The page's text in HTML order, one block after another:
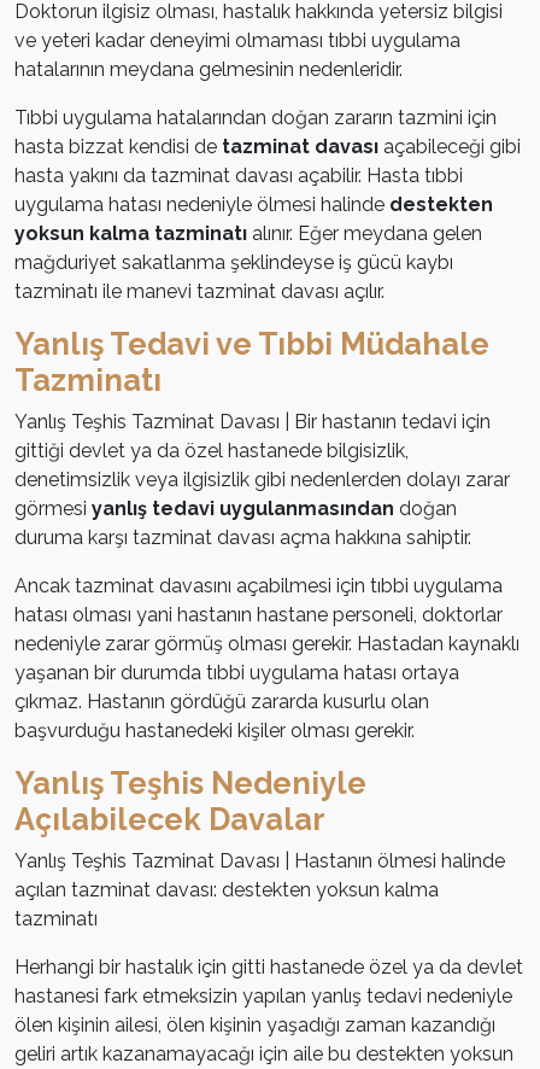
Doktorun ilgisiz olması, hastalık hakkında yetersiz bilgisi
ve yeteri kadar deneyimi olmaması tıbbi uygulama
hatalarının meydana gelmesinin nedenleridir.
Tıbbi uygulama hatalarından doğan zararın tazmini için
hasta bizzat kendisi de tazminat davası açabileceği gibi
hasta yakını da tazminat davası açabilir. Hasta tıbbi
uygulama hatası nedeniyle ölmesi halinde destekten
yoksun kalma tazminatı alınır. Eğer meydana gelen
mağduriyet sakatlanma şeklindeyse iş gücü kaybı
tazminatı ile manevi tazminat davası açılır.
Yanlış Tedavi ve Tıbbi Müdahale
Tazminatı
Yanlış Teşhis Tazminat Davası | Bir hastanın tedavi için
gittiği devlet ya da özel hastanede bilgisizlik,
denetimsizlik veya ilgisizlik gibi nedenlerden dolayı zarar
görmesi yanlış tedavi uygulanmasından doğan
duruma karşı tazminat davası açma hakkına sahiptir.
Ancak tazminat davasını açabilmesi için tıbbi uygulama
hatası olması yani hastanın hastane personeli, doktorlar
nedeniyle zarar görmüş olması gerekir. Hastadan kaynaklı
yaşanan bir durumda tıbbi uygulama hatası ortaya
çıkmaz. Hastanın gördüğü zararda kusurlu olan
başvurduğu hastanedeki kişiler olması gerekir.
Yanlış Teşhis Nedeniyle
Açılabilecek Davalar
Yanlış Teşhis Tazminat Davası | Hastanın ölmesi halinde
açılan tazminat davası: destekten yoksun kalma
tazminatı
Herhangi bir hastalık için gitti hastanede özel ya da devlet
hastanesi fark etmeksizin yapılan yanlış tedavi nedeniyle
ölen kişinin ailesi, ölen kişinin yaşadığı zaman kazandığı
geliri artık kazanamayacağı için aile bu destekten yoksun